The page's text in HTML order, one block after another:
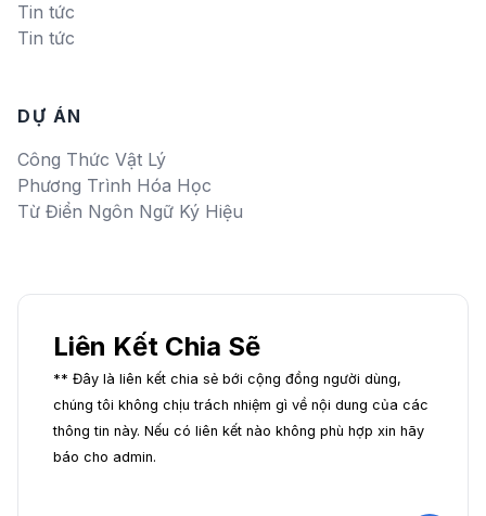
Tin tức
Tin tức
DỰ ÁN
Công Thức Vật Lý
Phương Trình Hóa Học
Từ Điển Ngôn Ngữ Ký Hiệu
Liên Kết Chia Sẽ
** Đây là liên kết chia sẻ bới cộng đồng người dùng,
chúng tôi không chịu trách nhiệm gì về nội dung của các
thông tin này. Nếu có liên kết nào không phù hợp xin hãy
báo cho admin.